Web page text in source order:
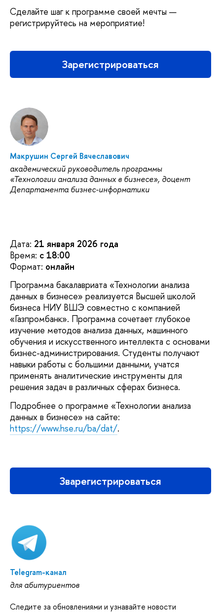
Сделайте шаг к программе своей мечты —
регистрируйтесь на мероприятие!
Зарегистрироваться
Макрушин Сергей Вячеславович
академический руководитель программы
«Технологии анализа данных в бизнесе», доцент
Департамента бизнес-информатики
Дата: 21 января 2026 года
Время: с 18:00
Формат: онлайн
Программа бакалавриата «Технологии анализа
данных в бизнесе» реализуется Высшей школой
бизнеса НИУ ВШЭ совместно с компанией
«Газпромбанк». Программа сочетает глубокое
изучение методов анализа данных, машинного
обучения и искусственного интеллекта с основами
бизнес-администрирования. Студенты получают
навыки работы с большими данными, учатся
применять аналитические инструменты для
решения задач в различных сферах бизнеса.
Подробнее о программе «Технологии анализа
данных в бизнесе» на сайте:
https://www.hse.ru/ba/dat/.
Зварегистрироваться
Telegram-канал
для абитуриентов
Следите за обновлениями и узнавайте новости